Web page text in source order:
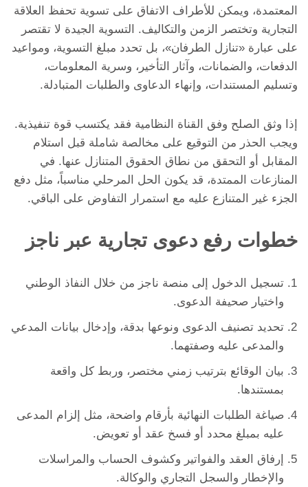
المعتمدة، ويمكن للأطراف الاتفاق على تسوية تحفظ العلاقة
التجارية وتختصر الزمن والتكاليف. التسوية الجيدة لا تقتصر
على عبارة «تنازل الطرفان»، بل تحدد مبلغ التسوية، ومواعيد
الدفعات، والضمانات، وآثار التأخير، وسرية المعلومات،
وتسليم المستندات، وإنهاء الدعاوى والطلبات المتبادلة.
إذا وثق الصلح وفق القناة النظامية فقد يكتسب قوة تنفيذية.
ويجب الحذر من التوقيع على مخالصة شاملة قبل استلام
المقابل أو التحقق من نطاق الحقوق المتنازل عنها. في
المنازعات الممتدة، قد يكون الحل المرحلي مناسباً، مثل دفع
الجزء غير المتنازع عليه مع استمرار التفاوض على الباقي.
خطوات رفع دعوى تجارية عبر ناجز
تسجيل الدخول إلى منصة ناجز من خلال النفاذ الوطني
واختيار صحيفة الدعوى.
تحديد تصنيف الدعوى ونوعها بدقة، وإدخال بيانات المدعي
والمدعى عليه وصفتهما.
بيان الوقائع بترتيب زمني مختصر، وربط كل واقعة
بمستندها.
صياغة الطلبات النهائية بأرقام واضحة، مثل إلزام المدعى
عليه بمبلغ محدد أو فسخ عقد أو تعويض.
إرفاق العقد والفواتير وكشوف الحساب والمراسلات
والإخطار والسجل التجاري والوكالة.